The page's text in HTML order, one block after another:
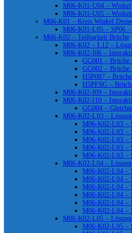
M06-K01-U04 – Winkel
M06-K01-U05 –
M06-K01 – Kreis Winkel
M06-K01-L05 – SP06 –
M06-K02 – Teilbarkeit Brüche
M06-K02 – L12 –
M06-K02-I06 –
GG001 – Brüche
GG002 – Brüche
H5P087 –
H5PFSG –
M06-K02-I09 –
M06-K02-I10 –
GG004 –
M06-K02-L03 –
M06-K02-L03 –
M06-K02-L03 –
M06-K02-L03 –
M06-K02-L03 –
M06-K02-L03 –
M06-K02-L04 –
M06-K02-L04 –
M06-K02-L04 –
M06-K02-L04 –
M06-K02-L04 –
M06-K02-L04 –
M06-K02-L04 –
M06-K02-L05 –
M06-K02-L05 –